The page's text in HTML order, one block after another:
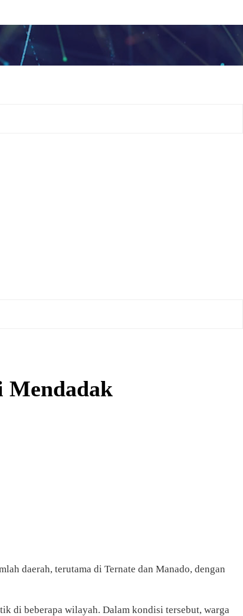
Mendadak
daerah, terutama di Ternate dan Manado, dengan
di beberapa wilayah. Dalam kondisi tersebut, warga